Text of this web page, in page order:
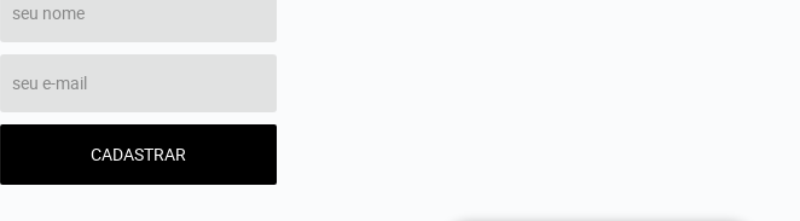
CADASTRAR